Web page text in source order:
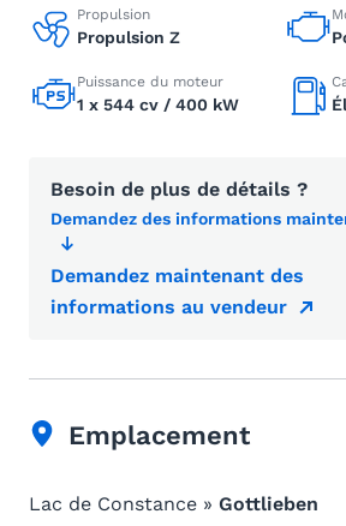
Propulsion
Propulsion Z
Puissance du moteur
1 x 544 cv / 400 kW
Besoin de plus de détails ?
Demandez des informations
Demandez maintenant des
informations au vendeur
Emplacement
Lac de Constance » Gottlieben